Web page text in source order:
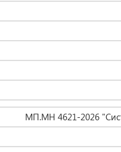
МП.МН 4621-2026